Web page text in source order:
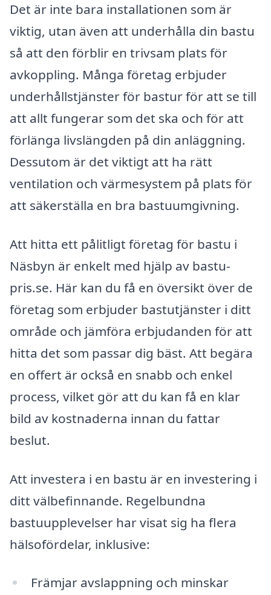
Det är inte bara installationen som är
viktig, utan även att underhålla din bastu
så att den förblir en trivsam plats för
avkoppling. Många företag erbjuder
underhållstjänster för bastur för att se till
att allt fungerar som det ska och för att
förlänga livslängden på din anläggning.
Dessutom är det viktigt att ha rätt
ventilation och värmesystem på plats för
att säkerställa en bra bastuumgivning.
Att hitta ett pålitligt företag för bastu i
Näsbyn är enkelt med hjälp av bastu-
pris.se. Här kan du få en översikt över de
företag som erbjuder bastutjänster i ditt
område och jämföra erbjudanden för att
hitta det som passar dig bäst. Att begära
en offert är också en snabb och enkel
process, vilket gör att du kan få en klar
bild av kostnaderna innan du fattar
beslut.
Att investera i en bastu är en investering i
ditt välbefinnande. Regelbundna
bastuupplevelser har visat sig ha flera
hälsofördelar, inklusive:
Främjar avslappning och minskar